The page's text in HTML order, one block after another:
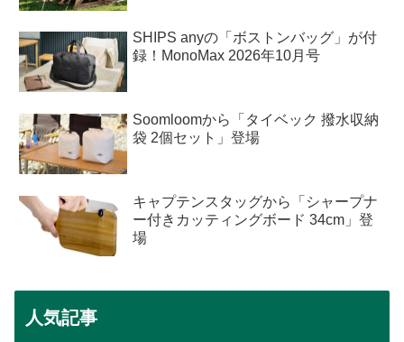
SHIPS anyの「ボストンバッグ」が付
録！MonoMax 2026年10月号
Soomloomから「タイベック 撥水収納
袋 2個セット」登場
キャプテンスタッグから「シャープナ
ー付きカッティングボード 34cm」登
場
人気記事